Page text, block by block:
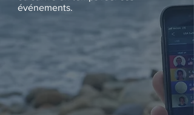
événements.